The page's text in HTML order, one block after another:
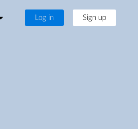
Log in Sign up